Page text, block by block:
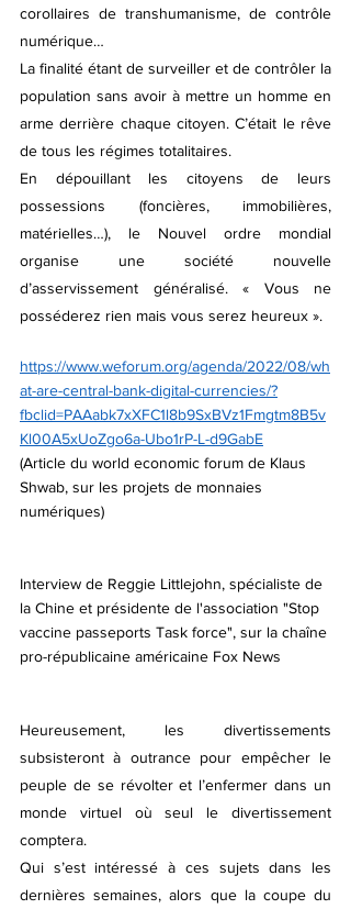
corollaires de transhumanisme, de contrôle
numérique…
La finalité étant de surveiller et de contrôler la
population sans avoir à mettre un homme en
arme derrière chaque citoyen. C’était le rêve
de tous les régimes totalitaires.
En dépouillant les citoyens de leurs
possessions (foncières, immobilières,
matérielles…), le Nouvel ordre mondial
organise une société nouvelle
d’asservissement généralisé. « Vous ne
posséderez rien mais vous serez heureux ».
https://www.weforum.org/agenda/2022/08/wh
at-are-central-bank-digital-currencies/?
fbclid=PAAabk7xXFC1l8b9SxBVz1Fmgtm8B5v
Kl00A5xUoZgo6a-Ubo1rP-L-d9GabE
(Article du world economic forum de Klaus
Shwab, sur les projets de monnaies
numériques)
Interview de Reggie Littlejohn, spécialiste de
la Chine et présidente de l'association "Stop
vaccine passeports Task force", sur la chaîne
pro-républicaine américaine Fox News
Heureusement, les divertissements
subsisteront à outrance pour empêcher le
peuple de se révolter et l’enfermer dans un
monde virtuel où seul le divertissement
comptera.
Qui s’est intéressé à ces sujets dans les
dernières semaines, alors que la coupe du